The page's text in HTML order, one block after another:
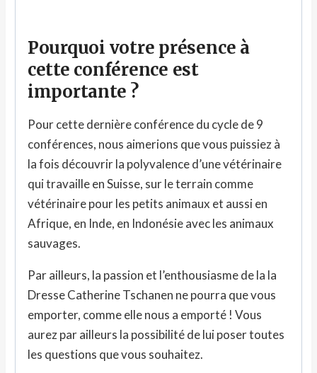
Pourquoi votre présence à
cette conférence est
importante ?
Pour cette dernière conférence du cycle de 9
conférences, nous aimerions que vous puissiez à
la fois découvrir la polyvalence d’une vétérinaire
qui travaille en Suisse, sur le terrain comme
vétérinaire pour les petits animaux et aussi en
Afrique, en Inde, en Indonésie avec les animaux
sauvages.
Par ailleurs, la passion et l’enthousiasme de la la
Dresse Catherine Tschanen ne pourra que vous
emporter, comme elle nous a emporté ! Vous
aurez par ailleurs la possibilité de lui poser toutes
les questions que vous souhaitez.